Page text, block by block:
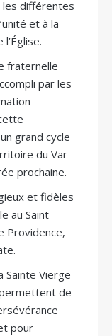
différentes
et à la
par les
grand cycle
du Var
prochaine.
et fidèles
au Saint-
Providence,
Sainte Vierge
de
pour